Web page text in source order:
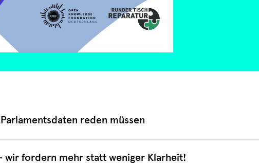
reden müssen
wir fordern mehr statt weniger Klarheit!